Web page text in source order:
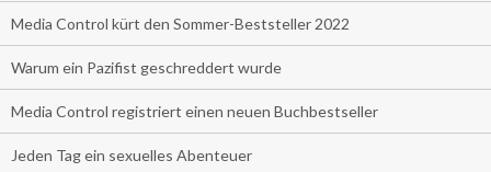
Media Control kürt den Sommer-Beststeller 2022
Warum ein Pazifist geschreddert wurde
Media Control registriert einen neuen Buchbestseller
Jeden Tag ein sexuelles Abenteuer